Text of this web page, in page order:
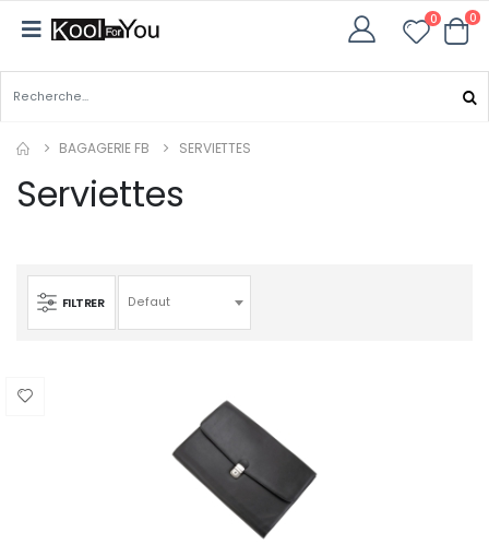
0 0
BAGAGERIE FB SERVIETTES
Serviettes
FILTRER Defaut